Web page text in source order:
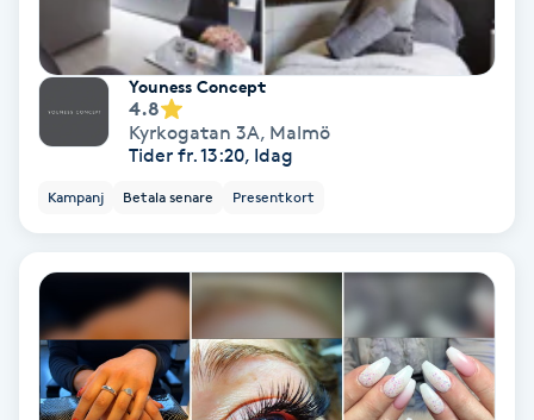
Mesoterapi
Microshading
Mixfransar
Nagelförlängning
Nagelförlängning akryl
Youness Concept
4.8
Kyrkogatan 3A, Malmö
Tider fr. 13:20, Idag
Kampanj Betala senare Presentkort